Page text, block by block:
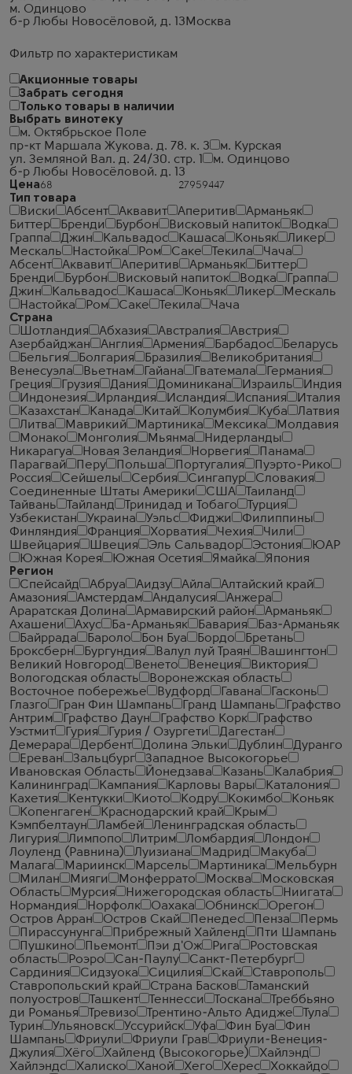
Фильтр по характеристикам
Акционные товары
Забрать сегодня
Только товары в наличии
Выбрать винотеку
м. Октябрьское Поле
пр-кт Маршала Жукова. д. 78. к. 3
м. Курская
ул. Земляной Вал. д. 24/30. стр. 1
м. Одинцово
б-р Любы Новосёловой. д. 13
Цена
Тип товара
Виски
Абсент Аквавит Аперитив
Арманьяк
Биттер
Бренди Бурбон Висковый напиток
Водка
Граппа
Джин Кальвадос Кашаса Коньяк
Ликер
Мескаль
Настойка Ром Саке Текила
Чача
Абсент
Аквавит Аперитив Арманьяк
Биттер
Бренди
Бурбон Висковый напиток Водка
Граппа
Джин
Кальвадос Кашаса Коньяк Ликер
Мескаль
Настойка
Ром Саке Текила
Чача
Страна
Шотландия
Абхазия Австралия
Австрия
Азербайджан
Англия Армения Барбадос
Беларусь
Бельгия
Болгария Бразилия
Великобритания
Венесуэла
Вьетнам Гайана Гватемала
Германия
Греция
Грузия Дания Доминикана Израиль
Индия
Индонезия
Ирландия Исландия Испания
Италия
Казахстан
Канада Китай Колумбия Куба
Латвия
Литва
Маврикий Мартиника Мексика
Молдавия
Монако
Монголия Мьянма
Нидерланды
Никарагуа
Новая Зеландия Норвегия
Панама
Парагвай
Перу Польша Португалия
Пуэрто-Рико
Россия
Сейшелы Сербия Сингапур
Словакия
Соединенные Штаты Америки
США
Таиланд
Тайвань
Тайланд Тринидад и Тобаго
Турция
Узбекистан
Украина Уэльс Фиджи
Филиппины
Финляндия
Франция Хорватия Чехия
Чили
Швейцария
Швеция Эль Сальвадор Эстония
ЮАР
Южная Корея
Южная Осетия Ямайка
Япония
Регион
Спейсайд
Абруа Аидзу Айла
Алтайский край
Амазония
Амстердам Андалусия
Анжера
Араратская Долина
Армавирский район
Арманьяк
Ахашени
Ахус Ба-Арманьяк Бавария
Баз-Арманьяк
Байррада
Бароло Бон Буа Бордо
Бретань
Броксберн
Бургундия Валул луй Траян
Вашингтон
Великий Новгород
Венето Венеция
Виктория
Вологодская область
Воронежская область
Восточное побережье
Вудфорд Гавана
Гасконь
Глазго
Гран Фин Шампань Гранд Шампань
Графство
Антрим
Графство Даун Графство Корк
Графство
Уэстмит
Гурия Гурия / Озургети
Дагестан
Демерара
Дербент Долина Эльки Дублин
Дуранго
Ереван
Зальцбург
Западное Высокогорье
Ивановская Область
Йонедзава Казань
Калабрия
Калининград
Кампания Карловы Вары
Каталония
Кахетия
Кентукки Киото Кодру Кокимбо
Коньяк
Копенгаген
Краснодарский край
Крым
Кэмпбелтаун
Ламбей
Ленинградская область
Лигурия
Лимпопо Литрим Ломбардия
Лондон
Лоуленд (Равнина)
Луизиана Мадрид
Макуба
Малага
Мариинск Марсель Мартиника
Мельбурн
Милан
Мияги Монферрато Москва
Московская
Область
Мурсия Нижегородская область
Ниигата
Нормандия
Норфолк Оахака Обнинск
Орегон
Остров Арран
Остров Скай Пенедес Пенза
Пермь
Пирассунунга
Прибрежный Хайленд
Пти Шампань
Пушкино
Пьемонт Пэи д'Ож Рига
Ростовская
область
Роэро Сан-Паулу
Санкт-Петербург
Сардиния
Сидзуока Сицилия Скай
Ставрополь
Ставропольский край
Страна Басков
Таманский
полуостров
Ташкент Теннесси Тоскана
Треббьяно
ди Романья
Тревизо Трентино-Альто Адидже
Тула
Турин
Ульяновск Уссурийск Уфа Фин Буа
Фин
Шампань
Фриули Фриули Грав
Фриули-Венеция-
Джулия
Хёго Хайленд (Высокогорье)
Хайлэнд
Хайлэндс
Халиско Ханой Хего Херес Хоккайдо
м. Одинцово
б-р Любы Новосёловой, д. 13 Москва